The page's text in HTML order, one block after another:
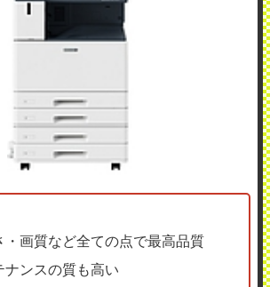
画質など全ての点で最高品質
ンスの質も高い